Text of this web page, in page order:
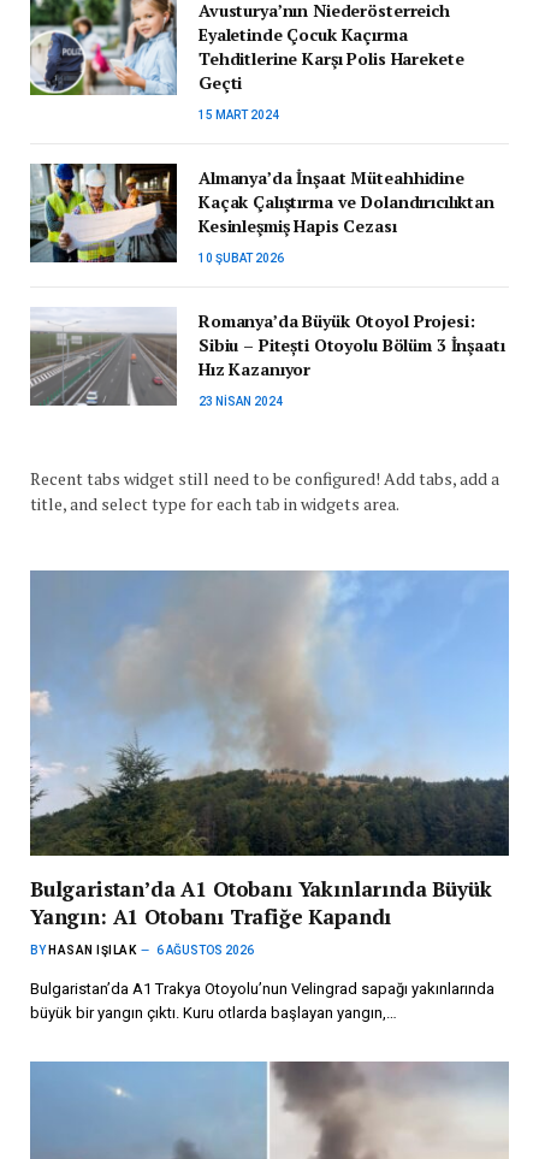
Avusturya’nın Niederösterreich
Eyaletinde Çocuk Kaçırma
Tehditlerine Karşı Polis Harekete
Geçti
15 MART 2024
Almanya’da İnşaat Müteahhidine
Kaçak Çalıştırma ve Dolandırıcılıktan
Kesinleşmiş Hapis Cezası
10 ŞUBAT 2026
Romanya’da Büyük Otoyol Projesi:
Sibiu – Pitești Otoyolu Bölüm 3 İnşaatı
Hız Kazanıyor
23 NISAN 2024
Recent tabs widget still need to be configured! Add tabs, add a
title, and select type for each tab in widgets area.
Bulgaristan’da A1 Otobanı Yakınlarında Büyük
Yangın: A1 Otobanı Trafiğe Kapandı
BY HASAN IŞILAK 6 AĞUSTOS 2026
Bulgaristan’da A1 Trakya Otoyolu’nun Velingrad sapağı yakınlarında
büyük bir yangın çıktı. Kuru otlarda başlayan yangın,…